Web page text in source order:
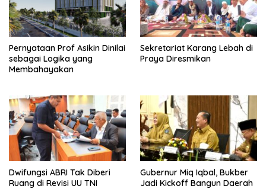
Pernyataan Prof Asikin Dinilai
sebagai Logika yang
Membahayakan
Sekretariat Karang Lebah di
Praya Diresmikan
Dwifungsi ABRI Tak Diberi
Ruang di Revisi UU TNI
Gubernur Miq Iqbal, Bukber
Jadi Kickoff Bangun Daerah